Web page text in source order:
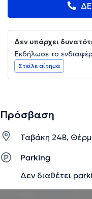
Δεν υπάρχει
Εκδήλωσε το
Στείλε αίτημα
Πρόσβαση
Ταβάκη 24Β,
Parking
Δεν διαθέτει